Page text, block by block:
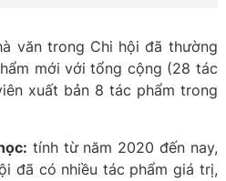
văn trong Chi hội đã thường
mới với tổng cộng (28 tác
xuất bản 8 tác phẩm trong
tính từ năm 2020 đến nay,
đã có nhiều tác phẩm giá trị,